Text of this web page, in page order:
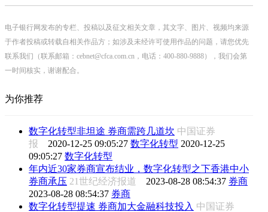
电子银行网发布的专栏、投稿以及征文相关文章，其文字、图片、视频均来源
于作者投稿或转载自相关作品方；如涉及未经许可使用作品的问题，请您优先
联系我们（联系邮箱：cebnet@cfca.com.cn，电话：400-880-9888），我们会第
一时间核实，谢谢配合。
为你推荐
数字化转型非坦途 券商需跨几道坎 中国证券
报 2020-12-25 09:05:27 数字化转型 2020-12-25
09:05:27 数字化转型
年内近30家券商宣布结业，数字化转型之下香港中小
券商承压 21世纪经济报道 2023-08-28 08:54:37 券商
2023-08-28 08:54:37 券商
数字化转型提速 券商加大金融科技投入 中国证券